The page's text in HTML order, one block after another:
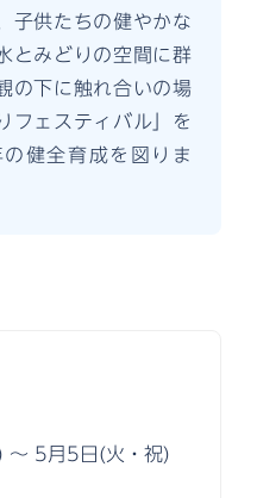
子供たちの健やかな
とみどりの空間に群
の下に触れ合いの場
フェスティバル」を
健全育成を図りま
〜 5月5日(火・祝)